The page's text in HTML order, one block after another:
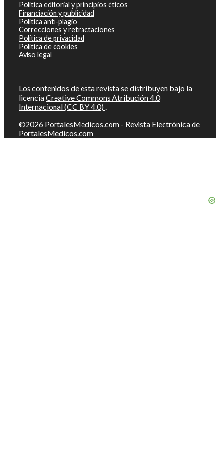
Política editorial y principios éticos
Financiación y publicidad
Política anti-plagio
Correcciones y retractaciones
Política de privacidad
Política de cookies
Aviso legal
Los contenidos de esta revista se distribuyen bajo la
licenciaCreative Commons Atribución 4.0
Internacional (CC BY 4.0) .
©2026 PortalesMedicos.com - Revista Electrónica de
PortalesMedicos.com